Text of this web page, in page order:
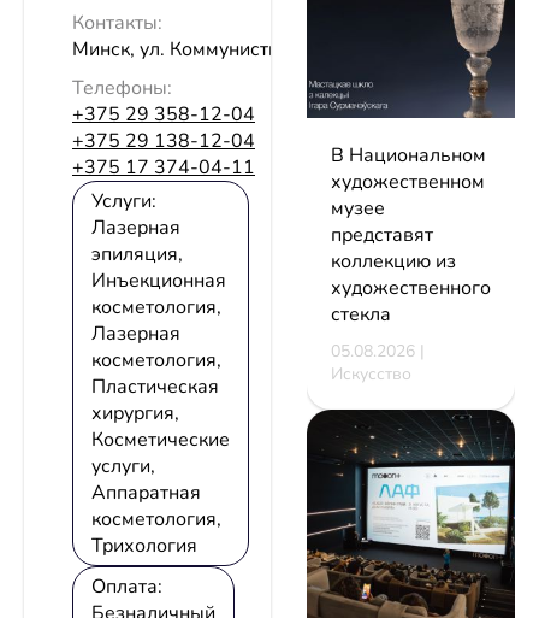
Контакты:
Минск, ул. Коммунистическая, 3
Телефоны:
+375 29 358-12-04
+375 29 138-12-04
+375 17 374-04-11
Услуги:
Лазерная
эпиляция,
Инъекционная
косметология,
Лазерная
косметология,
Пластическая
хирургия,
Косметические
услуги,
Аппаратная
косметология,
Трихология
Оплата:
В Национальном
художественном
музее
представят
коллекцию из
художественного
стекла
05.08.2026 |
Искусство